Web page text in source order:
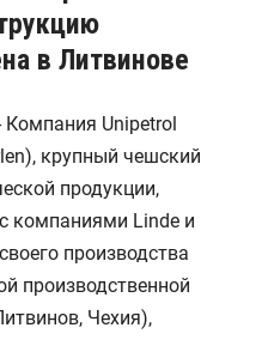
в Литвинове
Компания Unipetrol
крупный чешский
продукции,
компаниями Linde и
производства
производственной
Чехия),